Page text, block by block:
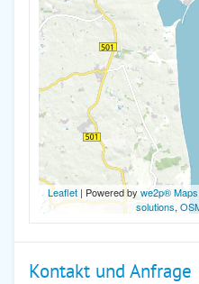
Leaflet| Powered by we2p® Maps
solutions,
Kontakt und Anfrage